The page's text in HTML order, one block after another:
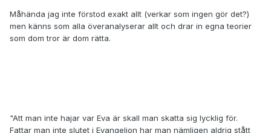
Måhända jag inte förstod exakt allt (verkar som ingen gör det?)
men känns som alla överanalyserar allt och drar in egna teorier
som dom tror är dom rätta.
"Att man inte hajar var Eva är skall man skatta sig lycklig för.
Fattar man inte slutet i Evangelion har man nämligen aldrig stått